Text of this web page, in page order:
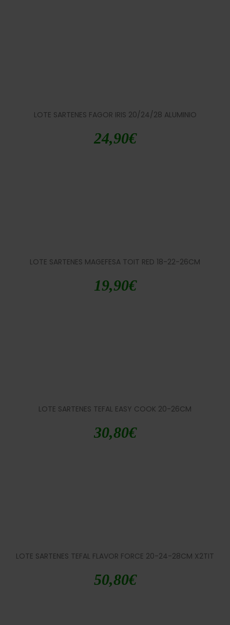
LOTE SARTENES FAGOR IRIS 20/24/28 ALUMINIO
24,90€
LOTE SARTENES MAGEFESA TOIT RED 18-22-26CM
19,90€
LOTE SARTENES TEFAL EASY COOK 20-26CM
30,80€
LOTE SARTENES TEFAL FLAVOR FORCE 20-24-28CM X2TIT
50,80€